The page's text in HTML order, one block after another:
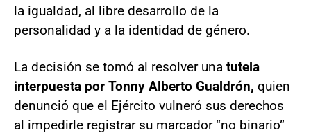
la igualdad, al libre desarrollo de la
personalidad y a la identidad de género.
La decisión se tomó al resolver una tutela
interpuesta por Tonny Alberto Gualdrón, quien
denunció que el Ejército vulneró sus derechos
al impedirle registrar su marcador “no binario”